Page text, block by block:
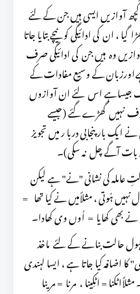
کُچھ آوازیں ایسی ہیں جن کے لئے
، ان کی ادائیگی کو نیچے بتایا جاتا
وہ ہیں جن کی ادائیگی صرف
کے وسیع مفادات کے
جیساہے اس لئے ان آوازوں
نہیں گھڑے گئے (جیسے
بار پنجابی دربا ر میں تجویز
بات آگے چل نہ سکی)۔
عاملہ کی نشانی "نے" ہے لیکن
نہیں ہُوتی ، مثلاًمیں نے کیا تھا =
بھی کھایا = اُوں وی کھادا۔
مجہول حالت بنانے کے لئے ماخذ
اضافہ کیا جاتا ہے ، ایسا لہندی
= اٹکِینا ، مرنا = مریِنا